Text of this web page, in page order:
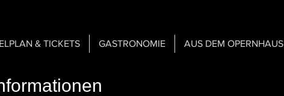
& TICKETS GASTRONOMIE AUS DEM OPERNHAUS